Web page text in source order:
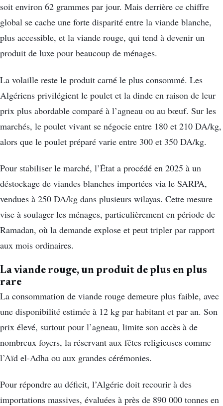
soit environ 62 grammes par jour. Mais derrière ce chiffre
global se cache une forte disparité entre la viande blanche,
plus accessible, et la viande rouge, qui tend à devenir un
produit de luxe pour beaucoup de ménages.
La volaille reste le produit carné le plus consommé. Les
Algériens privilégient le poulet et la dinde en raison de leur
prix plus abordable comparé à l’agneau ou au bœuf. Sur les
marchés, le poulet vivant se négocie entre 180 et 210 DA/kg,
alors que le poulet préparé varie entre 300 et 350 DA/kg.
Pour stabiliser le marché, l’État a procédé en 2025 à un
déstockage de viandes blanches importées via le SARPA,
vendues à 250 DA/kg dans plusieurs wilayas. Cette mesure
vise à soulager les ménages, particulièrement en période de
Ramadan, où la demande explose et peut tripler par rapport
aux mois ordinaires.
La viande rouge, un produit de plus en plus
rare
La consommation de viande rouge demeure plus faible, avec
une disponibilité estimée à 12 kg par habitant et par an. Son
prix élevé, surtout pour l’agneau, limite son accès à de
nombreux foyers, la réservant aux fêtes religieuses comme
l’Aïd el-Adha ou aux grandes cérémonies.
Pour répondre au déficit, l’Algérie doit recourir à des
importations massives, évaluées à près de 890 000 tonnes en